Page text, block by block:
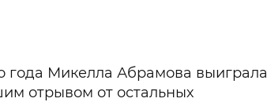
года Микелла Абрамова выиграла
отрывом от остальных